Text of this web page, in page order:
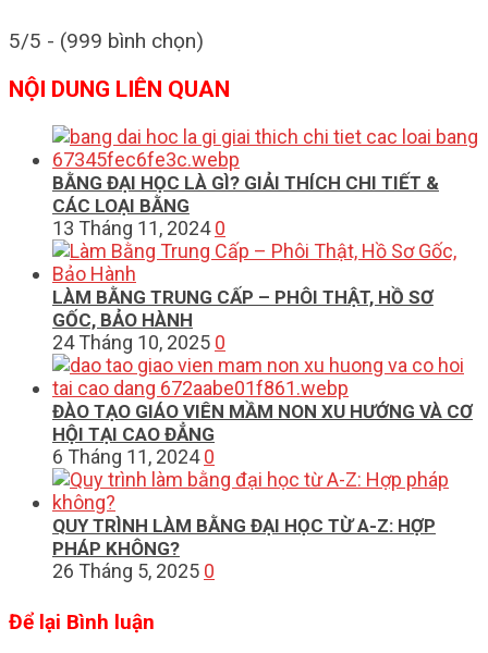
5/5 - (999 bình chọn)
NỘI DUNG LIÊN QUAN
BẰNG ĐẠI HỌC LÀ GÌ? GIẢI THÍCH CHI TIẾT &
CÁC LOẠI BẰNG
13 Tháng 11, 2024 0
LÀM BẰNG TRUNG CẤP – PHÔI THẬT, HỒ SƠ
GỐC, BẢO HÀNH
24 Tháng 10, 2025 0
ĐÀO TẠO GIÁO VIÊN MẦM NON XU HƯỚNG VÀ CƠ
HỘI TẠI CAO ĐẲNG
6 Tháng 11, 2024 0
QUY TRÌNH LÀM BẰNG ĐẠI HỌC TỪ A-Z: HỢP
PHÁP KHÔNG?
26 Tháng 5, 2025 0
Để lại Bình luận